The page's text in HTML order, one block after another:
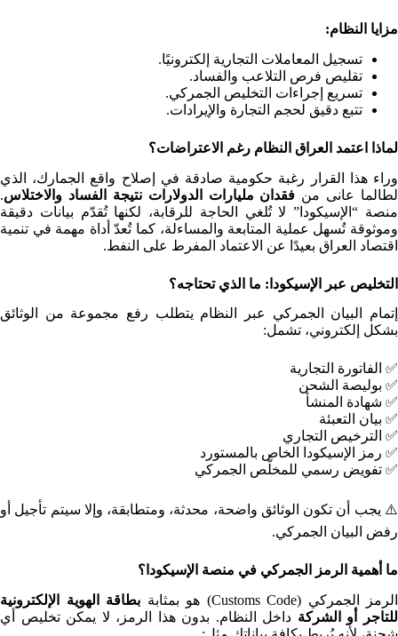
مزايا النظام:
تسجيل المعاملات التجارية إلكترونيًا.
تقليص فرص التلاعب والفساد.
تسريع إجراءات التخليص الجمركي.
تتبع دقيق لحجم التجارة والإيرادات.
لماذا اعتمد العراق النظام رغم الاعتراضات؟
وراء هذا القرار رغبة حكومية صادقة في إصلاح واقع الجمارك، الذي
لطالما عانى من فقدان مليارات الدولارات نتيجة الفساد والاختلاس.
منصة “الإسيكودا” لا تُلغي الحاجة للرقابة، لكنها تُقدّم بيانات دقيقة
وموثوقة تُسهل عملية المتابعة والمساءلة، كما تُعدّ أداة مهمة في تنمية
اقتصاد العراق بعيدًا عن الاعتماد المفرط على النفط.
التخليص عبر الإسيكودا: ما الذي تحتاجه؟
إتمام البيان الجمركي عبر النظام يتطلب رفع مجموعة من الوثائق
بشكل إلكتروني، تشمل:
✅ الفاتورة التجارية
✅ بوليصة الشحن
✅ شهادة المنشأ
✅ بيان التعبئة
✅ الترخيص التجاري
✅ رمز الإسيكودا الخاص بالمستورد
✅ تفويض رسمي للمخلّص الجمركي
⚠️ يجب أن تكون الوثائق واضحة، محدثة، ومتطابقة، وإلا سيتم تأجيل أو
رفض البيان الجمركي.
ما أهمية الرمز الجمركي في منصة الإسيكودا؟
الرمز الجمركي (Customs Code) هو بمثابة
بطاقة الهوية الإلكترونية
للتاجر أو الشركة داخل النظام. بدون هذا الرمز، لا يمكن تخليص أي